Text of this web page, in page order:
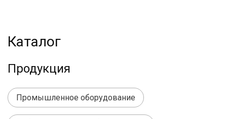
Каталог
Продукция
Промышленное оборудование